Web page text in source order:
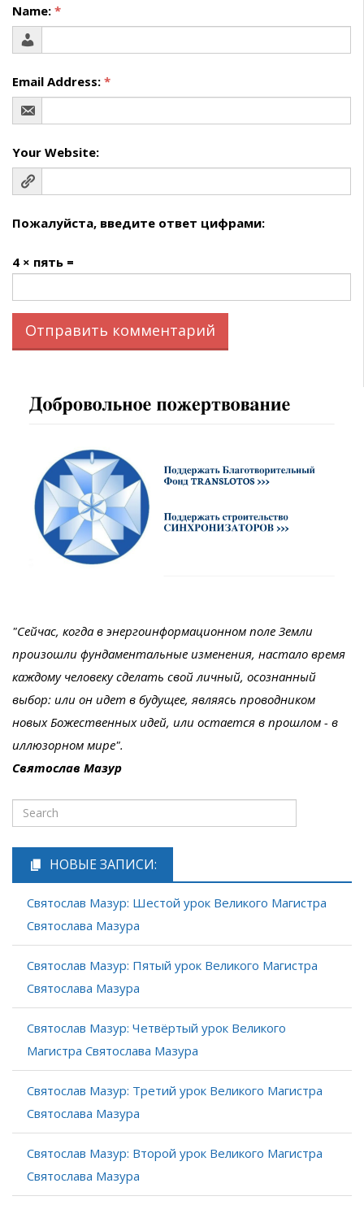
Name: *
Email Address: *
Your Website:
Пожалуйста, введите ответ цифрами:
4 × пять =
"Сейчас, когда в энергоинформационном поле Земли
произошли фундаментальные изменения, настало время
каждому человеку сделать свой личный, осознанный
выбор: или он идет в будущее, являясь проводником
новых Божественных идей, или остается в прошлом - в
иллюзорном мире".
Святослав Мазур
НОВЫЕ ЗАПИСИ:
Святослав Мазур: Шестой урок Великого Магистра
Святослава Мазура
Святослав Мазур: Пятый урок Великого Магистра
Святослава Мазура
Святослав Мазур: Четвёртый урок Великого
Магистра Святослава Мазура
Святослав Мазур: Третий урок Великого Магистра
Святослава Мазура
Святослав Мазур: Второй урок Великого Магистра
Святослава Мазура